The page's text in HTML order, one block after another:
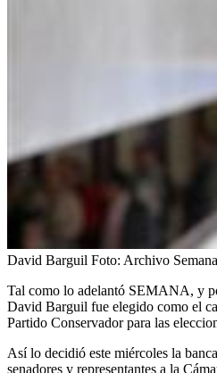
David Barguil Foto: Archivo Semana
Tal como lo adelantó SEMANA, y
David Barguil fue elegido como el
Partido Conservador para las
Así lo decidió este miércoles la
senadores y representantes a la